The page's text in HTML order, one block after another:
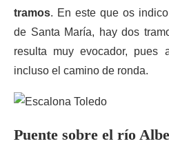
tramos. En este que os
de Santa María, hay dos
resulta muy evocador, pues
incluso el camino de ronda.
Puente sobre el río